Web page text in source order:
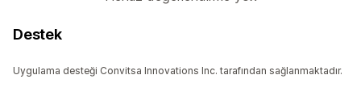
Destek
Uygulama desteği Convitsa Innovations Inc. tarafından sağlanmaktadır.